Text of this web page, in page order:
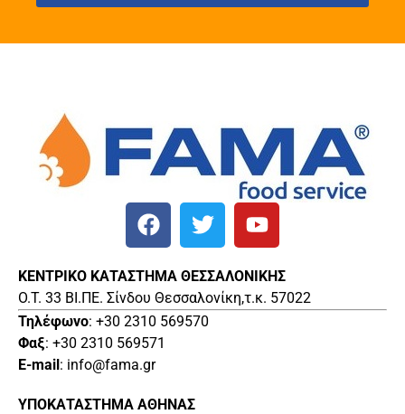
ΚΕΝΤΡΙΚΟ ΚΑΤΑΣΤΗΜΑ ΘΕΣΣΑΛΟΝΙΚΗΣ
O.T. 33 ΒΙ.ΠΕ. Σίνδου Θεσσαλονίκη,τ.κ. 57022
Τηλέφωνο: +30 2310 569570
Φαξ: +30 2310 569571
E-mail: info@fama.gr
ΥΠΟΚΑΤΑΣΤΗΜΑ ΑΘΗΝΑΣ